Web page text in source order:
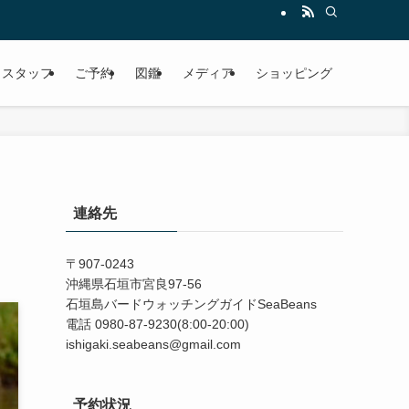
スタッフ ご予約 図鑑 メディア ショッピング
連絡先
〒907-0243
沖縄県石垣市宮良97-56
石垣島バードウォッチングガイドSeaBeans
電話 0980-87-9230(8:00-20:00)
ishigaki.seabeans@gmail.com
予約状況